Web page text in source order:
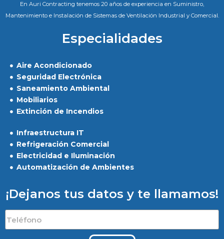
En Auri Contracting tenemos 20 años de experiencia en Suministro,
Mantenimiento e Instalación de Sistemas de Ventilación Industrial y Comercial.
Especialidades
Aire Acondicionado
Seguridad Electrónica
Saneamiento Ambiental
Mobiliarios
Extinción de Incendios
Infraestructura IT
Refrigeración Comercial
Electricidad e Iluminación
Automatización de Ambientes
¡Dejanos tus datos y te llamamos!